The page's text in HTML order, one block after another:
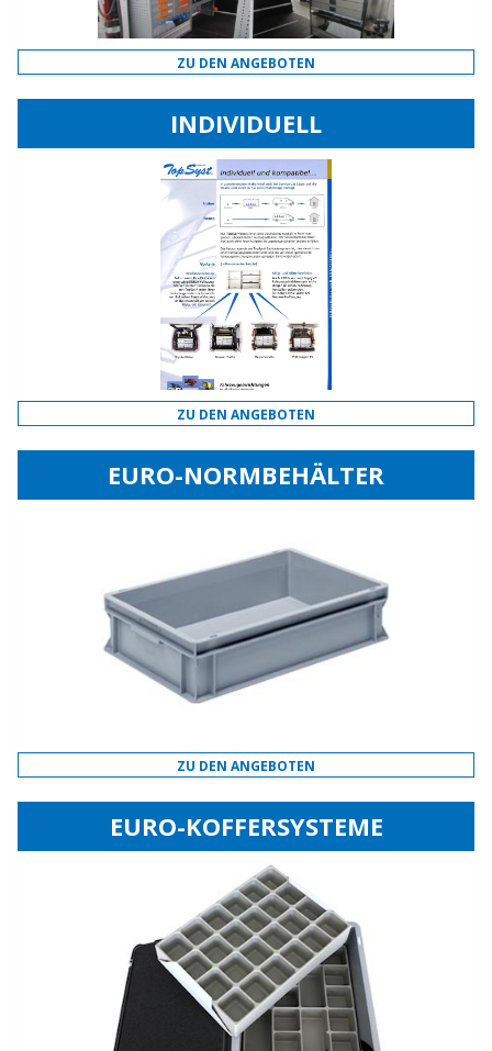
ZU DEN ANGEBOTEN
INDIVIDUELL
ZU DEN ANGEBOTEN
EURO-NORMBEHÄLTER
ZU DEN ANGEBOTEN
EURO-KOFFERSYSTEME